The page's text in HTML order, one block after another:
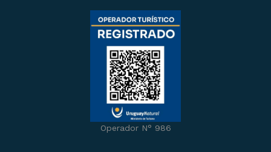
Operador N° 986